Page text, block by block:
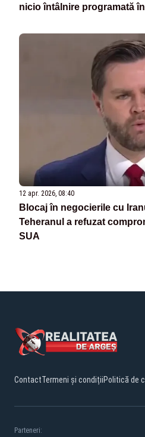
nicio întâlnire programată
12 apr. 2026, 08:40
Blocaj în negocierile cu
Teheranul a refuzat
SUA
ContactTermeni și condițiiPolitică de
Parteneri: